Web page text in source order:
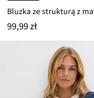
99,99 zł